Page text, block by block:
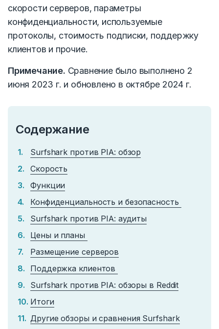
скорости серверов, параметры
конфиденциальности, используемые
протоколы, стоимость подписки, поддержку
клиентов и прочие.
Примечание. Сравнение было выполнено 2
июня 2023 г. и обновлено в октябре 2024 г.
Содержание
Surfshark против PIA: обзор
Скорость
Функции
Конфиденциальность и безопасность
Surfshark против PIA: аудиты
Цены и планы
Размещение серверов
Поддержка клиентов
Surfshark против PIA: обзоры в Reddit
Итоги
Другие обзоры и сравнения Surfshark